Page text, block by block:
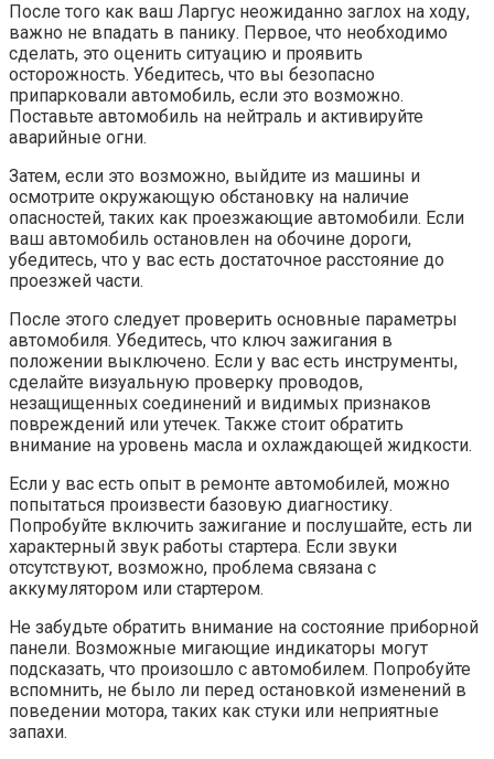
После того как ваш Ларгус неожиданно заглох на ходу,
важно не впадать в панику. Первое, что необходимо
сделать, это оценить ситуацию и проявить
осторожность. Убедитесь, что вы безопасно
припарковали автомобиль, если это возможно.
Поставьте автомобиль на нейтраль и активируйте
аварийные огни.
Затем, если это возможно, выйдите из машины и
осмотрите окружающую обстановку на наличие
опасностей, таких как проезжающие автомобили. Если
ваш автомобиль остановлен на обочине дороги,
убедитесь, что у вас есть достаточное расстояние до
проезжей части.
После этого следует проверить основные параметры
автомобиля. Убедитесь, что ключ зажигания в
положении выключено. Если у вас есть инструменты,
сделайте визуальную проверку проводов,
незащищенных соединений и видимых признаков
повреждений или утечек. Также стоит обратить
внимание на уровень масла и охлаждающей жидкости.
Если у вас есть опыт в ремонте автомобилей, можно
попытаться произвести базовую диагностику.
Попробуйте включить зажигание и послушайте, есть ли
характерный звук работы стартера. Если звуки
отсутствуют, возможно, проблема связана с
аккумулятором или стартером.
Не забудьте обратить внимание на состояние приборной
панели. Возможные мигающие индикаторы могут
подсказать, что произошло с автомобилем. Попробуйте
вспомнить, не было ли перед остановкой изменений в
поведении мотора, таких как стуки или неприятные
запахи.